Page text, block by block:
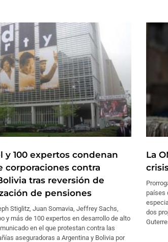
y 100 expertos condenan
corporaciones contra
tras reversión de
de pensiones
Stiglitz, Juan Somavia, Jeffrey Sachs,
y más de 100 expertos en desarrollo de alto
en el que protestan contra las
aseguradoras a Argentina y Bolivia por
La
países
dos